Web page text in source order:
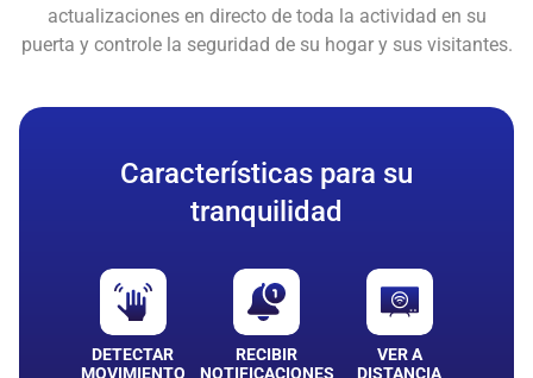
actualizaciones en directo de toda la actividad en su
puerta y controle la seguridad de su hogar y sus visitantes.
Características para su
tranquilidad
DETECTAR
MOVIMIENTO
RECIBIR
NOTIFICACIONES
VER A
DISTANCIA